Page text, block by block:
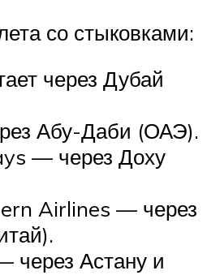
со стыковками:
через Дубай
Абу-Даби (ОАЭ).
— через Доху
Airlines — через
Астану и